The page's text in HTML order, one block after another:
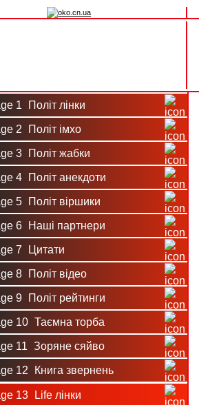
1 Політ лінки
2 Політ імхо
3 Політ жабки
4 Політ анекдоти
5 Політ віршики
6 Наші партнери
7 Цитати
8 Політ відео
9 Політ рейтинги
10 Таємна торба
11 Зоряне сяйво
12 Книга звернень
13 Life лінки